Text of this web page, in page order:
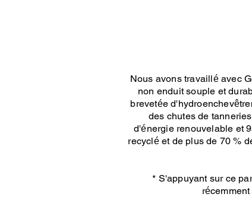
Nous avons travaillé avec
non enduit souple et
brevetée
des chutes de
d'énergie renouvelable et
recyclé et de plus de 70 %
* S'appuyant sur ce